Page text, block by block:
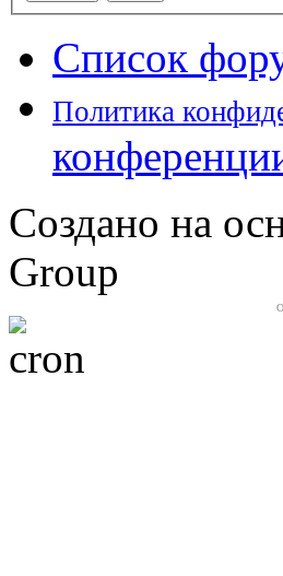
Список
Политика
Создано на
Group